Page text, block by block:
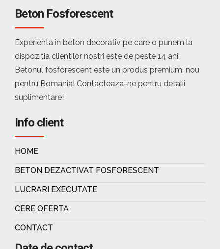
Beton Fosforescent
Experienta in beton decorativ pe care o punem la
dispozitia clientilor nostri este de peste 14 ani.
Betonul fosforescent este un produs premium, nou
pentru Romania! Contacteaza-ne pentru detalii
suplimentare!
Info client
HOME
BETON DEZACTIVAT FOSFORESCENT
LUCRARI EXECUTATE
CERE OFERTA
CONTACT